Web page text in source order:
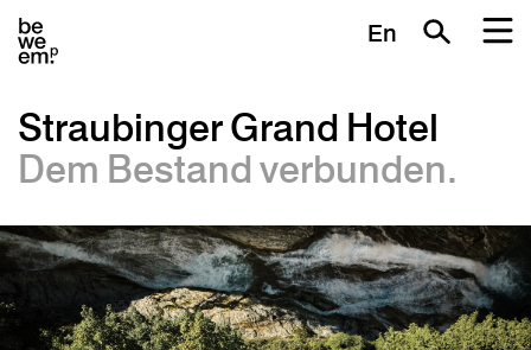
En
Straubinger Grand Hotel
Dem Bestand verbunden.